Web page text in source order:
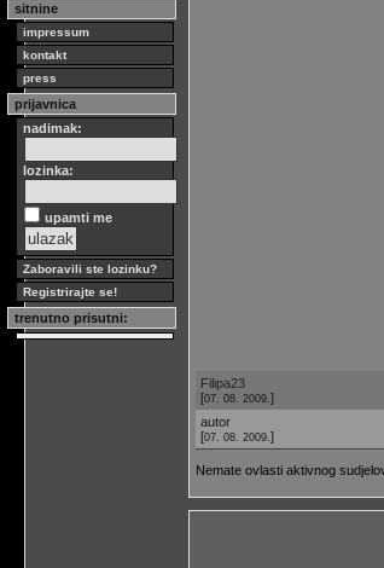
sitnine
impressum
kontakt
press
prijavnica
nadimak:
lozinka:
upamti me
Zaboravili ste lozinku?
Registrirajte se!
trenutno prisutni:
Filipa23
[07. 08. 2009. ]
autor
[07. 08. 2009. ]
Nemate ovlasti aktivnog